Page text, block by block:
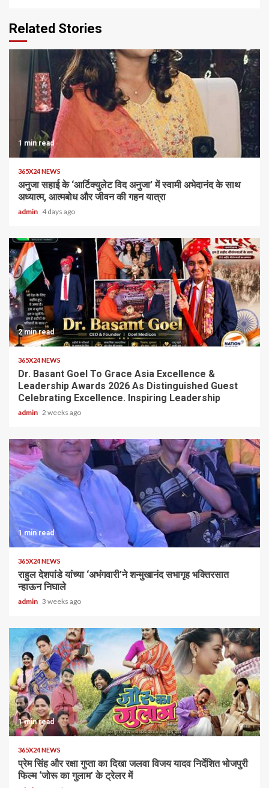
Related Stories
1 min read
365X24 NEWS
अनुजा सहाई के ‘आर्टिक्युलेट विद अनुजा’ में स्वामी अभेदानंद के साथ
अध्यात्म, आत्मबोध और जीवन की गहन यात्रा
admin 4 days ago
2 min read
365X24 NEWS
Dr. Basant Goel To Grace Asia Excellence &
Leadership Awards 2026 As Distinguished Guest
Celebrating Excellence. Inspiring Leadership
admin 2 weeks ago
1 min read
365X24 NEWS
राहुल देशपांडे यांच्या ‘अभंगवारी’ने शन्मुखानंद सभागृह भक्तिरसात
न्हाऊन निघाले
admin 3 weeks ago
1 min read
365X24 NEWS
प्रेम सिंह और रक्षा गुप्ता का दिखा जलवा विजय यादव निर्देशित भोजपुरी
फिल्म ‘जोरू का गुलाम’ के ट्रेलर में